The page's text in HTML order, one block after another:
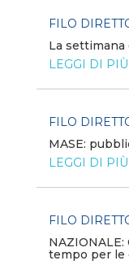
FILO
La settimana
LEGGI DI PIÙ
FILO
MASE:
LEGGI DI PIÙ
FILO
NAZIONALE:
tempo per le